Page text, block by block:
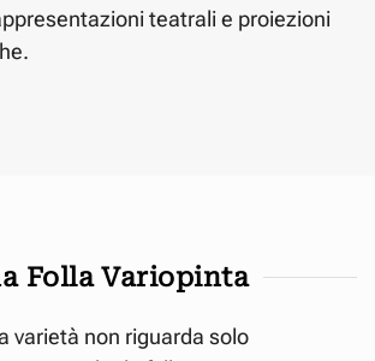
teatrali e proiezioni
Folla Variopinta
varietà non riguarda solo